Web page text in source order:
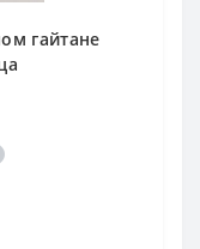
гайтане